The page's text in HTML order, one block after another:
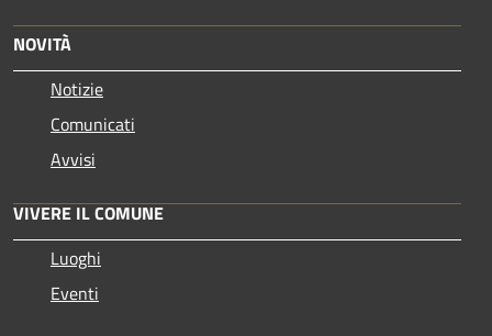
NOVITÀ
Notizie
Comunicati
Avvisi
VIVERE IL COMUNE
Luoghi
Eventi